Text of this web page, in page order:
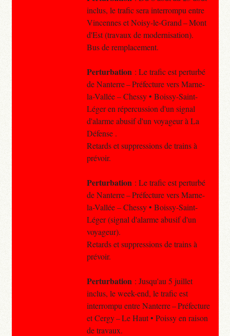
inclus, le trafic sera interrompu entre
Vincennes et Noisy-le-Grand – Mont
d'Est (travaux de modernisation).
Bus de remplacement.
Perturbation : Le trafic est perturbé
de Nanterre – Préfecture vers Marne-
la-Vallée – Chessy • Boissy-Saint-
Léger en répercussion d'un signal
d'alarme abusif d'un voyageur à La
Défense .
Retards et suppressions de trains à
prévoir.
Perturbation : Le trafic est perturbé
de Nanterre – Préfecture vers Marne-
la-Vallée – Chessy • Boissy-Saint-
Léger (signal d'alarme abusif d'un
voyageur).
Retards et suppressions de trains à
prévoir.
Perturbation : Jusqu'au 5 juillet
inclus, le week-end, le trafic est
interrompu entre Nanterre – Préfecture
et Cergy – Le Haut • Poissy en raison
de travaux.